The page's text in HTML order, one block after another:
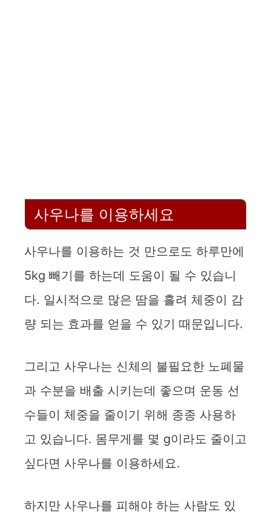
사우나를 이용하세요
사우나를 이용하는 것 만으로도 하루만에
5kg 빼기를 하는데 도움이 될 수 있습니
다. 일시적으로 많은 땀을 흘려 체중이 감
량 되는 효과를 얻을 수 있기 때문입니다.
그리고 사우나는 신체의 불필요한 노폐물
과 수분을 배출 시키는데 좋으며 운동 선
수들이 체중을 줄이기 위해 종종 사용하
고 있습니다. 몸무게를 몇 g이라도 줄이고
싶다면 사우나를 이용하세요.
하지만 사우나를 피해야 하는 사람도 있